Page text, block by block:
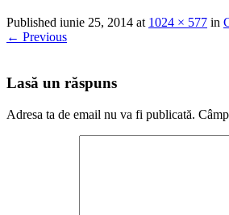
Published iunie 25, 2014 at 1024 × 577 in
← Previous
Lasă un răspuns
Adresa ta de email nu va fi publicată.